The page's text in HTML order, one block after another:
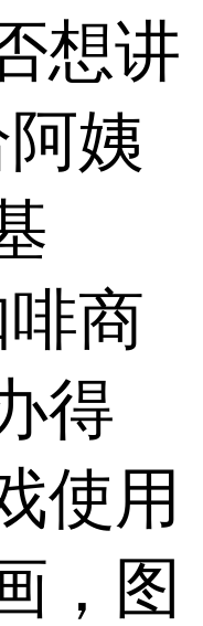
想讲
姨
商
得
使用
，图